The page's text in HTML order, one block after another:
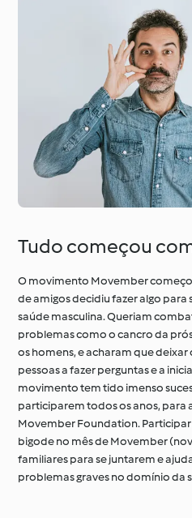
Tudo começou
O movimento Movember
de amigos decidiu fazer algo
saúde masculina. Queriam
problemas como o cancro da
os homens, e acharam que
pessoas a fazer perguntas e a
movimento tem tido imenso
participarem todos os anos, para
Movember Foundation. Participar
bigode no mês de Movember
familiares para se juntarem e
problemas graves no domínio da